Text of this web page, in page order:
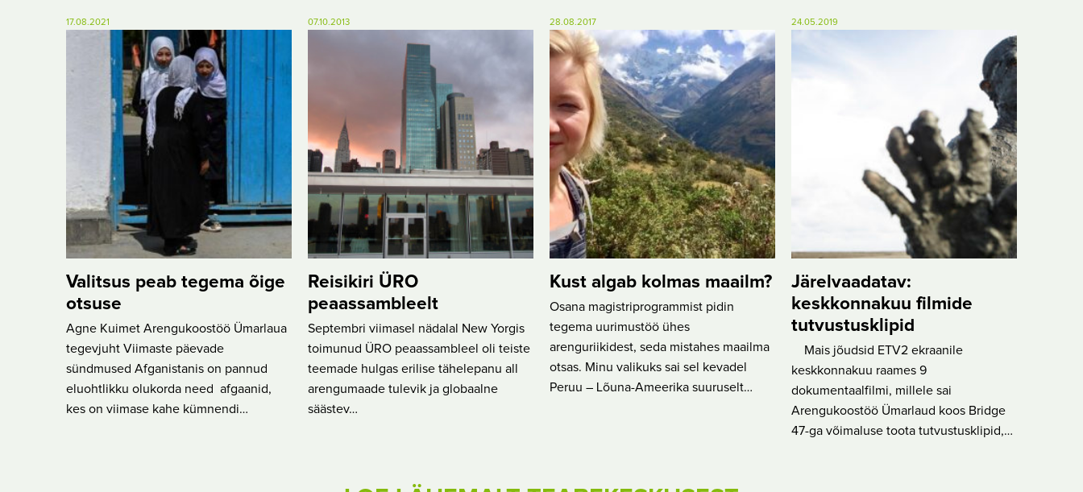
17.08.2021
Valitsus peab tegema õige
otsuse
Agne Kuimet Arengukoostöö Ümarlaua
tegevjuht Viimaste päevade
sündmused Afganistanis on pannud
eluohtlikku olukorda need afgaanid,
kes on viimase kahe kümnendi…
07.10.2013
Reisikiri ÜRO
peaassambleelt
Septembri viimasel nädalal New Yorgis
toimunud ÜRO peaassambleel oli teiste
teemade hulgas erilise tähelepanu all
arengumaade tulevik ja globaalne
säästev…
28.08.2017
Kust algab kolmas maailm?
Osana magistriprogrammist pidin
tegema uurimustöö ühes
arenguriikidest, seda mistahes maailma
otsas. Minu valikuks sai sel kevadel
Peruu – Lõuna-Ameerika suuruselt…
24.05.2019
Järelvaadatav:
keskkonnakuu filmide
tutvustusklipid
Mais jõudsid ETV2 ekraanile
keskkonnakuu raames 9
dokumentaalfilmi, millele sai
Arengukoostöö Ümarlaud koos Bridge
47-ga võimaluse toota tutvustusklipid,…